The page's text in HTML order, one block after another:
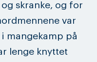
skranke, og for
var
mangekamp på
lenge knyttet